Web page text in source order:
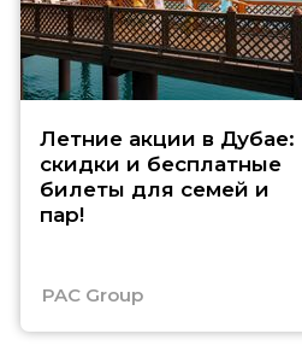
Летние акции в Дубае:
скидки и бесплатные
билеты для семей и
пар!
PAC Group